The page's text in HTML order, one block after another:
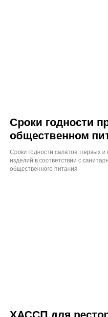
Сроки годности
общественном
Сроки годности салатов, первых
изделий в соответствии с
общественного питания